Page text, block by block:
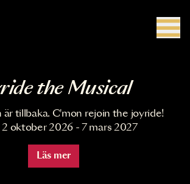
the Musical
är tillbaka. C'mon rejoin the joyride!
2 oktober 2026 - 7 mars 2027
Läs mer